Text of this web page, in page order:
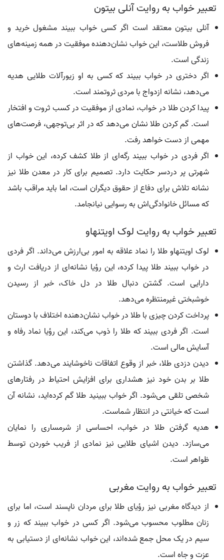
تعبیر خواب به روایت آنلی بیتون
آنلی بیتون معتقد است اگر کسی خواب ببیند مشغول خرید و
فروش طلاست، این خواب نشان‌دهنده موفقیت در همه زمینه‌های
زندگی است.
اگر دختری در خواب ببیند که کسی به او زیورآلات طلایی هدیه
می‌دهد، نشانه ازدواج با مردی ثروتمند است.
پیدا کردن طلا در خواب، نمادی از موفقیت در کسب ثروت و افتخار
است. گم کردن طلا نشان می‌دهد که در اثر بی‌توجهی، فرصت‌های
مهمی از دست خواهد رفت.
اگر فردی در خواب ببیند رگه‌ای از طلا کشف کرده، این خواب از
شهرتی پر دردسر حکایت دارد. تصمیم برای کار در معدن طلا نیز
نشانه تلاش برای دفاع از حقوق دیگران است، اما باید مراقب باشد
که مسائل خانوادگی‌اش به رسوایی نیانجامد.
تعبیر خواب به روایت لوک اویتنهاو
لوک اویتنهاو طلا را نماد علاقه به امور بی‌ارزش می‌داند. اگر فردی
در خواب ببیند طلا پیدا کرده، این رؤیا نشانه‌ای از دریافت ارث و
دارایی است. گشتن دنبال طلا در دل خاک، خبر از رسیدن
خوشبختی غیرمنتظره می‌دهد.
پرداخت کردن چیزی با طلا در خواب نشان‌دهنده اختلاف با دوستان
است. اگر فردی ببیند که طلا را ذوب می‌کند، این رؤیا نماد رفاه و
آسایش مالی است.
دیدن دزدی طلا، خبر از وقوع اتفاقات ناخوشایند می‌دهد. گذاشتن
طلا بر بدن خود نیز هشداری برای افزایش احتیاط در رفتارهای
شخصی تلقی می‌شود. اگر خواب ببینید طلا گم کرده‌اید، نشانه آن
است که خیانتی در انتظار شماست.
هدیه گرفتن طلا در خواب، احساسی از شرمساری را نمایان
می‌سازد. دیدن اشیای طلایی نیز نمادی از فریب خوردن توسط
ظواهر است.
تعبیر خواب به روایت مغربی
از دیدگاه مغربی نیز رؤیای طلا برای مردان ناپسند است، اما برای
زنان مطلوب محسوب می‌شود. اگر کسی در خواب ببیند که زر و
سیم در یک محل جمع شده‌اند، این خواب نشانه‌ای از دستیابی به
عزت و جاه است.